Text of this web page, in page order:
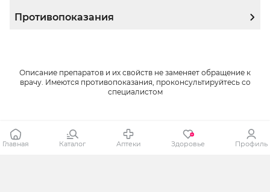
Противопоказания
Описание препаратов и их свойств не заменяет обращение к
врачу. Имеются противопоказания, проконсультируйтесь со
специалистом
Главная Каталог Аптеки Здоровье Профиль